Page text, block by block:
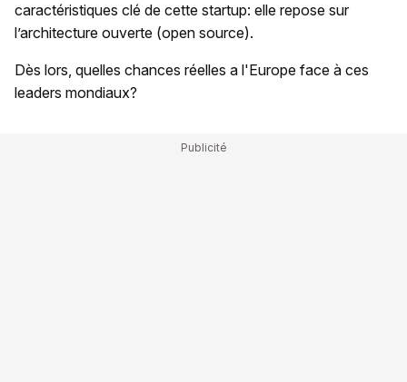
caractéristiques clé de cette startup: elle repose sur
l’architecture ouverte (open source).
Dès lors, quelles chances réelles a l'Europe face à ces
leaders mondiaux?